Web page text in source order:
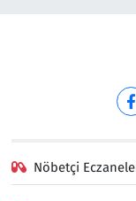
Nöbetçi